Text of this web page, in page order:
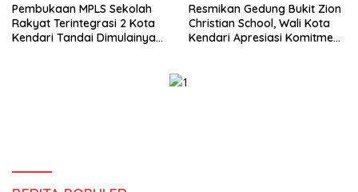
Pembukaan MPLS Sekolah
Rakyat Terintegrasi 2 Kota
Kendari Tandai Dimulainya
Resmikan Gedung Bukit Zion
Christian School, Wali Kota
Kendari Apresiasi Komitmen